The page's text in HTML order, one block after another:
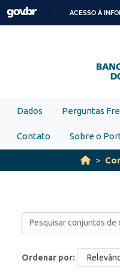
Skip to main content
ACESSO À
Dados Perguntas
Contato Sobre o
Ordenar por